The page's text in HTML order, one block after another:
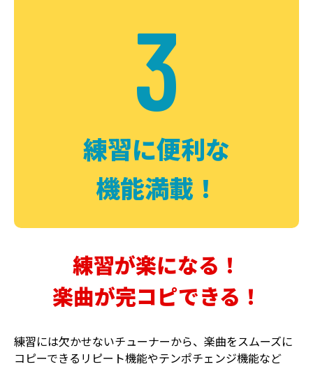
DELAY PHASER
3
練習に便利な
機能満載！
練習が楽になる！
楽曲が完コピできる！
練習には欠かせないチューナーから、楽曲をスムーズに
コピーできるリピート機能やテンポチェンジ機能など